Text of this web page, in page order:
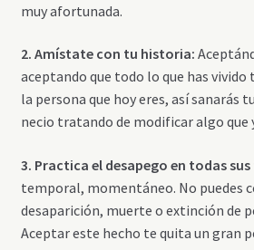
muy afortunada.
2. Amístate con tu historia:
aceptando que todo lo que has
la persona que hoy eres, así sanarás
necio tratando de modificar algo que
3. Practica el desapego en todas
temporal, momentáneo. No puedes
desaparición, muerte o extinción de
Aceptar este hecho te quita un gran